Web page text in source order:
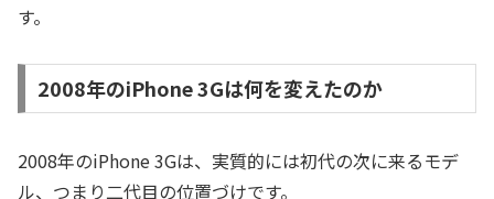
す。
2008年のiPhone 3Gは何を変えたのか
2008年のiPhone 3Gは、実質的には初代の次に来るモデ
ル、つまり二代目の位置づけです。